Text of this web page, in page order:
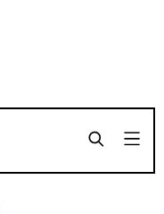
SHARE
SHARE